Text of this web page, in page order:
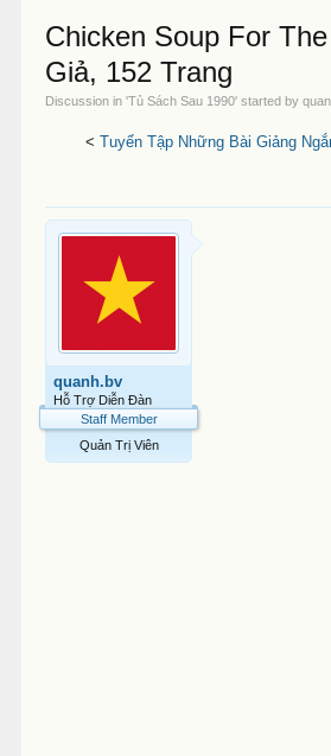
Chicken Soup For
Giả, 152 Trang
Discussion in 'Tủ Sách Sau 1990' started by
< Tuyển Tập Những Bài Giảng
quanh.bv
Hỗ Trợ Diễn Đàn
Staff Member
Quản Trị Viên